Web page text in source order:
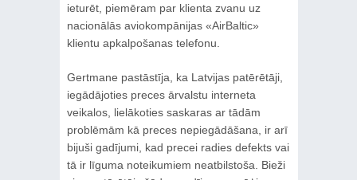
ieturēt, piemēram par klienta zvanu uz
nacionālās aviokompānijas «AirBaltic»
klientu apkalpošanas telefonu.
Gertmane pastāstīja, ka Latvijas patērētāji,
iegādājoties preces ārvalstu interneta
veikalos, lielākoties saskaras ar tādām
problēmām kā preces nepiegādāšana, ir arī
bijuši gadījumi, kad precei radies defekts vai
tā ir līguma noteikumiem neatbilstoša. Bieži